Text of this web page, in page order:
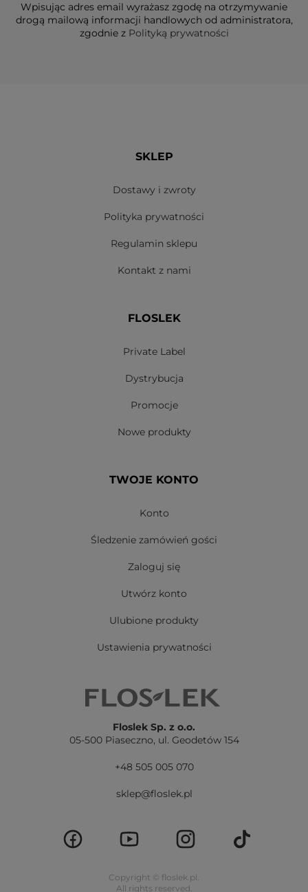
Wpisując adres email wyrażasz zgodę na otrzymywanie
drogą mailową informacji handlowych od administratora,
zgodnie z Polityką prywatności
SKLEP
Dostawy i zwroty
Polityka prywatności
Regulamin sklepu
Kontakt z nami
FLOSLEK
Private Label
Dystrybucja
Promocje
Nowe produkty
TWOJE KONTO
Konto
Śledzenie zamówień gości
Zaloguj się
Utwórz konto
Ulubione produkty
Ustawienia prywatności
Floslek Sp. z o.o.
05-500 Piaseczno, ul. Geodetów 154
+48 505 005 070
sklep@floslek.pl
Copyright © floslek.pl.
All rights reserved.